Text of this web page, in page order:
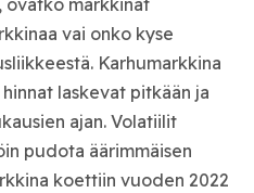
ovatko markkinat
vai onko kyse
Karhumarkkina
laskevat pitkään ja
ajan. Volatiilit
pudota äärimmäisen
koettiin vuoden 2022